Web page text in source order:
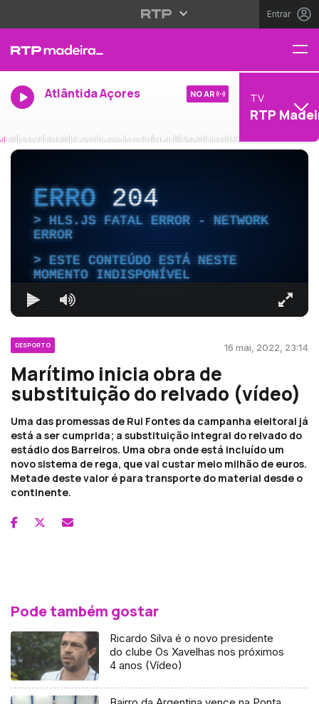
Entrar
Atlântida Açores NO AR TV
RTP
ERRO204
HLS.JS FATAL ERROR - NETWORK
ERROR
ESTE CONTEÚDO ESTÁ NESTE
MOMENTO INDISPONÍVEL
DESPORTO 16 mai, 2022, 23:14
Marítimo inicia obra de
substituição do relvado (vídeo)
Uma das promessas de Rui Fontes da campanha eleitoral já
está a ser cumprida; a substituição integral do relvado do
estádio dos Barreiros. Uma obra onde está incluído um
novo sistema de rega, que vai custar meio milhão de euros.
Metade deste valor é para transporte do material desde o
continente.
Pode também gostar
Ricardo Silva é o novo presidente
do clube Os Xavelhas nos próximos
4 anos (Vídeo)